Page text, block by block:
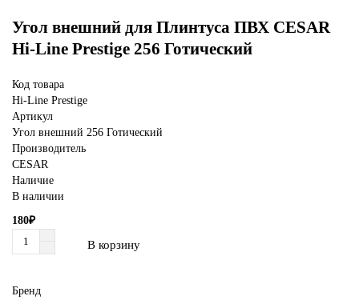
Угол внешний для Плинтуса ПВХ CESAR
Hi-Line Prestige 256 Готический
Код товара
Hi-Line Prestige
Артикул
Угол внешний 256 Готический
Производитель
CESAR
Наличие
В наличии
180₽
В корзину
Бренд